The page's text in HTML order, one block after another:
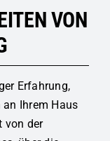
VON
Erfahrung,
Ihrem Haus
von der